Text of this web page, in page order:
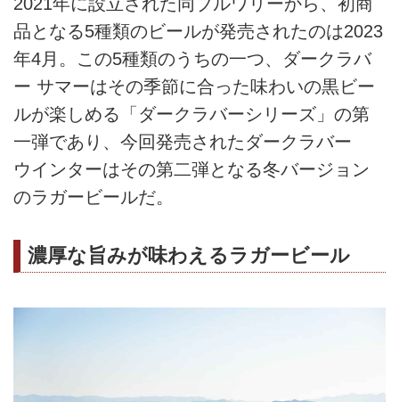
品となる5種類のビールが発売されたのは2023
年4月。この5種類のうちの一つ、ダークラバ
ー サマーはその季節に合った味わいの黒ビー
ルが楽しめる「ダークラバーシリーズ」の第
一弾であり、今回発売されたダークラバー
ウインターはその第二弾となる冬バージョン
のラガービールだ。
濃厚な旨みが味わえるラガービール